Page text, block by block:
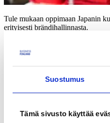
Suostumus
Tämä sivusto käyttää
Tule mukaan oppimaan Japanin
erityisesti brändihallinnasta.
tekevien yritysten määrä on
myyntiä. Japanin markkinat
Esittelemme webinaarissa
Japanissa kasvua haluavan/